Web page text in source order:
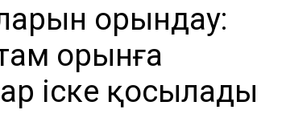
орындау:
орынға
іске қосылады